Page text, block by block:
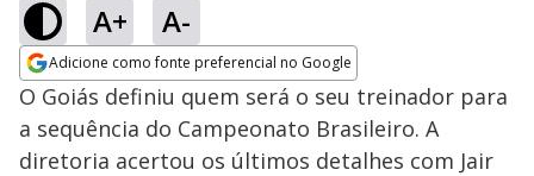
A+ A-
Adicione como fonte preferencial no Google
Opens in new window
O Goiás definiu quem será o seu treinador para
a sequência do Campeonato Brasileiro. A
diretoria acertou os últimos detalhes com Jair